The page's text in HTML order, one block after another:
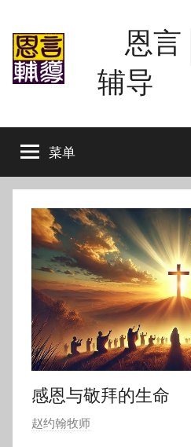
恩言
辅导
菜单
感恩与敬拜的生命
发
赵约翰牧师